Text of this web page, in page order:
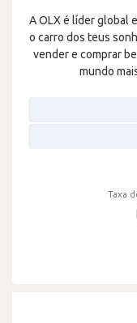
A OLX é líder global
o carro dos teus
vender e comprar
mundo
Taxa